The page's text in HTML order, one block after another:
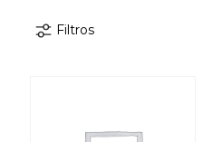
Filtros